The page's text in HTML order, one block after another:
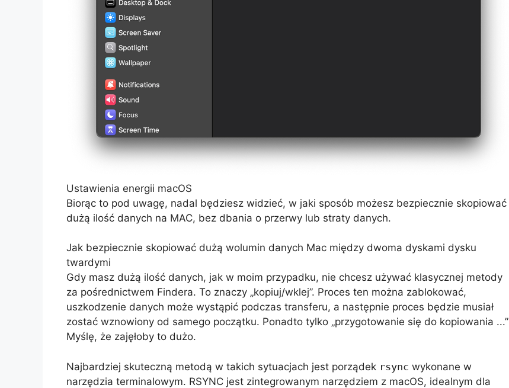
Ustawienia energii macOS
Biorąc to pod uwagę, nadal będziesz widzieć, w jaki sposób możesz bezpiecznie skopiować
dużą ilość danych na MAC, bez dbania o przerwy lub straty danych.
Jak bezpiecznie skopiować dużą wolumin danych Mac między dwoma dyskami dysku
twardymi
Gdy masz dużą ilość danych, jak w moim przypadku, nie chcesz używać klasycznej metody
za pośrednictwem Findera. To znaczy „kopiuj/wklej”. Proces ten można zablokować,
uszkodzenie danych może wystąpić podczas transferu, a następnie proces będzie musiał
zostać wznowiony od samego początku. Ponadto tylko „przygotowanie się do kopiowania ...”
Myślę, że zajęłoby to dużo.
Najbardziej skuteczną metodą w takich sytuacjach jest porządek rsync wykonane w
narzędzia terminalowym. RSYNC jest zintegrowanym narzędziem z macOS, idealnym dla